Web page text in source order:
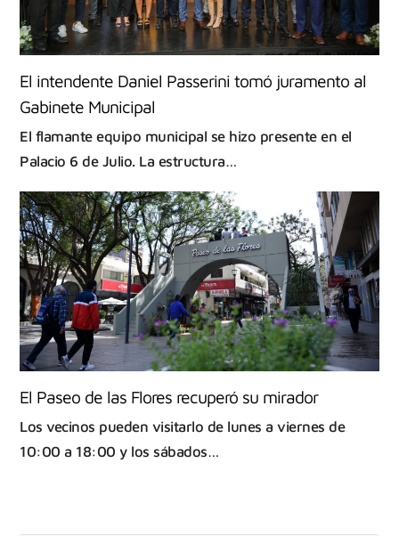
El intendente Daniel Passerini tomó juramento al
Gabinete Municipal
El flamante equipo municipal se hizo presente en el
Palacio 6 de Julio. La estructura…
El Paseo de las Flores recuperó su mirador
Los vecinos pueden visitarlo de lunes a viernes de
10:00 a 18:00 y los sábados…